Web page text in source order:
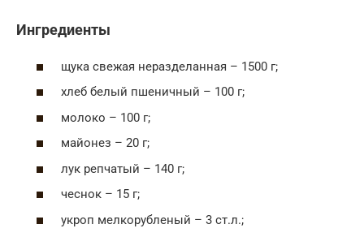
Ингредиенты
щука свежая неразделанная – 1500 г;
хлеб белый пшеничный – 100 г;
молоко – 100 г;
майонез – 20 г;
лук репчатый – 140 г;
чеснок – 15 г;
укроп мелкорубленый – 3 ст.л.;